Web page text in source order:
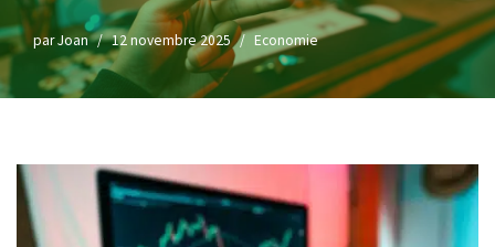
parJoan 12 novembre 2025 Economie